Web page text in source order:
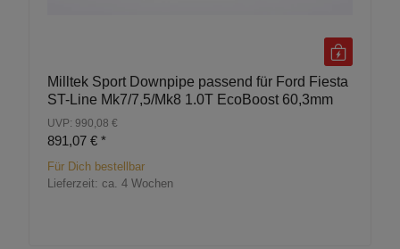
Milltek Sport Downpipe passend für Ford Fiesta
ST-Line Mk7/7,5/Mk8 1.0T EcoBoost 60,3mm
UVP: 990,08 €
891,07 € *
Für Dich bestellbar
Lieferzeit: ca. 4 Wochen